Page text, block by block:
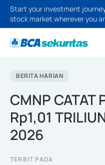
Start your investment
stock market wherever you
BERITA HARIAN
CMNP CATAT
Rp1,01
2026
TERBIT PADA